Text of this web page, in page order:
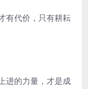
有代价，只有耕耘
进的力量，才是成